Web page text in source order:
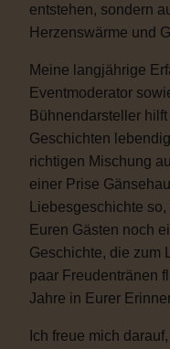
entstehen, sondern
Herzenswärme und
Meine langjährige
Eventmoderator
Bühnendarsteller
Geschichten
richtigen Mischung
einer Prise
Liebesgeschichte
Euren Gästen noch
Geschichte, die zum
paar Freudentränen
Jahre in Eurer
Ich freue mich